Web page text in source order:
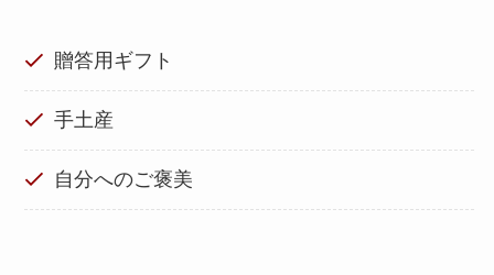
贈答用ギフト
手土産
自分へのご褒美